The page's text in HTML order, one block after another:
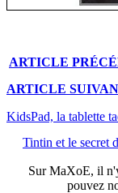
ARTICLE
ARTICLE
KidsPad, la tablette
Tintin et le secret
SurMaXoE, il
pouvez